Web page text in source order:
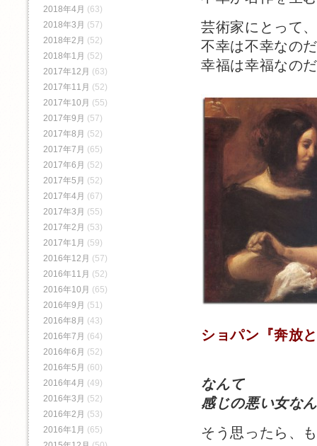
芸術家にとって
不幸は不幸なの
幸福は幸福なの
ショパン『奔放
なんて
感じの悪い女な
そう思ったら、
2018年4月 (63)
2018年3月 (57)
2018年2月 (52)
2018年1月 (52)
2017年12月 (63)
2017年11月 (52)
2017年10月 (55)
2017年9月 (57)
2017年8月 (52)
2017年7月 (65)
2017年6月 (52)
2017年5月 (52)
2017年4月 (67)
2017年3月 (55)
2017年2月 (53)
2017年1月 (59)
2016年12月 (57)
2016年11月 (52)
2016年10月 (65)
2016年9月 (51)
2016年8月 (43)
2016年7月 (64)
2016年6月 (52)
2016年5月 (60)
2016年4月 (49)
2016年3月 (52)
2016年2月 (53)
2016年1月 (65)